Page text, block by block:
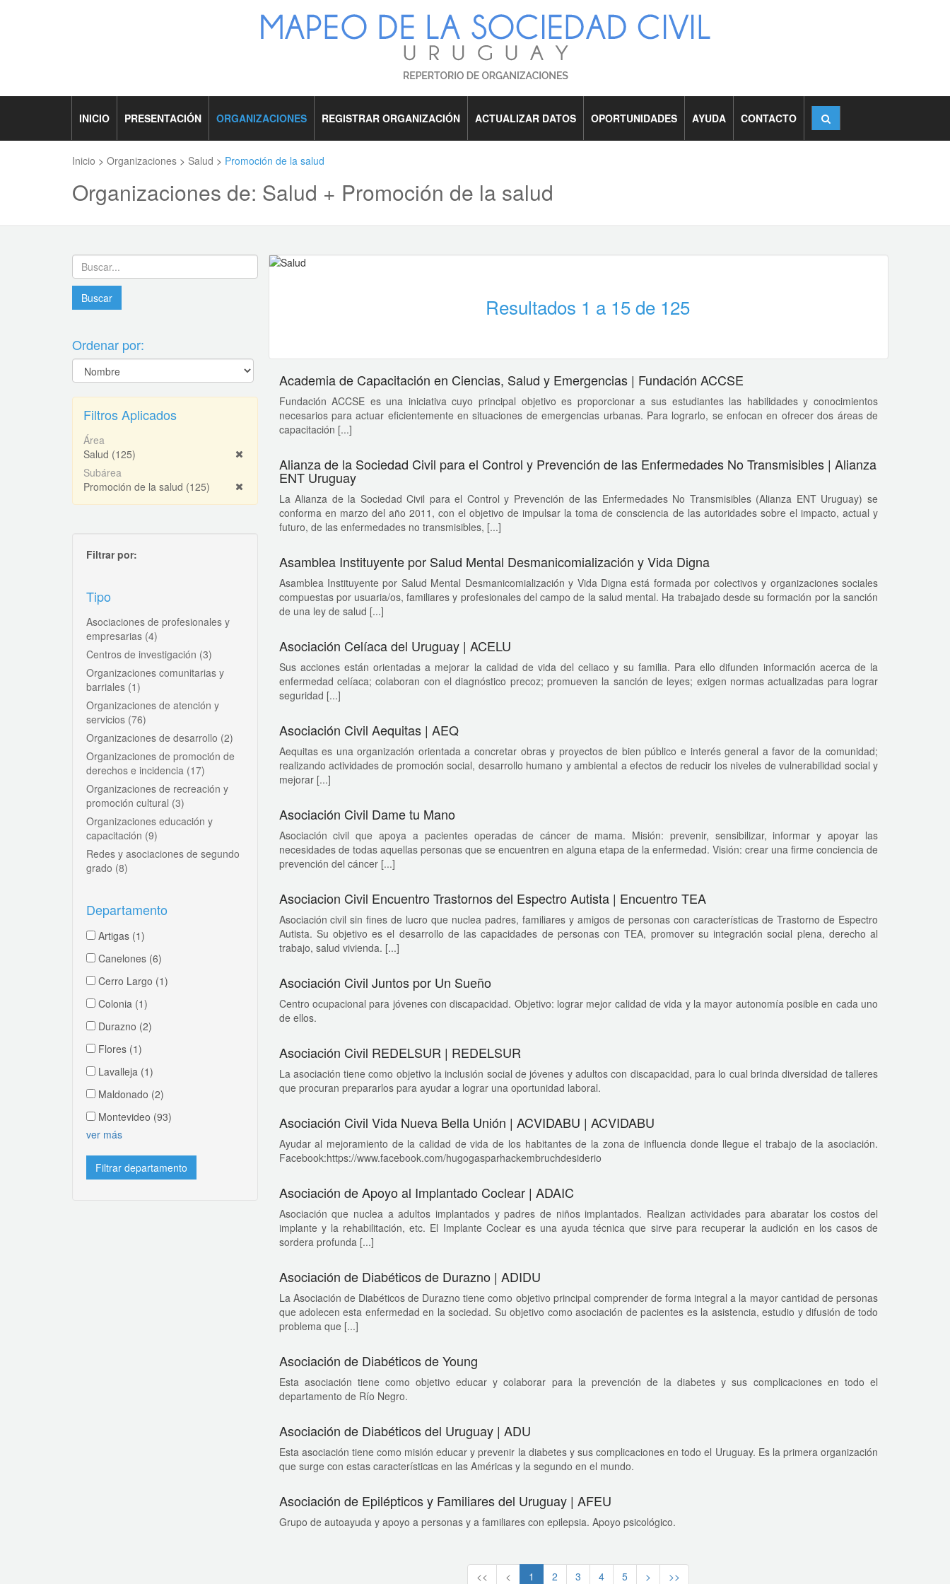
INICIO PRESENTACIÓN ORGANIZACIONES REGISTRAR ORGANIZACIÓN ACTUALIZAR DATOS OPORTUNIDADES AYUDA CONTACTO
Inicio > Organizaciones > Salud > Promoción de la salud
Organizaciones de: Salud + Promoción de la salud
Ordenar por:
Filtros Aplicados
Área
Salud (125)
Subárea
Promoción de la salud (125)
Filtrar por:
Tipo
Asociaciones de profesionales y
empresarias (4)
Centros de investigación (3)
Organizaciones comunitarias y
barriales (1)
Organizaciones de atención y
servicios (76)
Organizaciones de desarrollo (2)
Organizaciones de promoción de
derechos e incidencia (17)
Organizaciones de recreación y
promoción cultural (3)
Organizaciones educación y
capacitación (9)
Redes y asociaciones de segundo
grado (8)
Departamento
Artigas (1)
Canelones (6)
Cerro Largo (1)
Colonia (1)
Durazno (2)
Flores (1)
Lavalleja (1)
Maldonado (2)
Montevideo (93)
ver más
Resultados 1 a 15 de 125
Academia de Capacitación en Ciencias, Salud y Emergencias | Fundación ACCSE
Fundación ACCSE es una iniciativa cuyo principal objetivo es proporcionar a sus estudiantes las habilidades y conocimientos
necesarios para actuar eficientemente en situaciones de emergencias urbanas. Para lograrlo, se enfocan en ofrecer dos áreas de
capacitación [...]
Alianza de la Sociedad Civil para el Control y Prevención de las Enfermedades No Transmisibles | Alianza
ENT Uruguay
La Alianza de la Sociedad Civil para el Control y Prevención de las Enfermedades No Transmisibles (Alianza ENT Uruguay) se
conforma en marzo del año 2011, con el objetivo de impulsar la toma de consciencia de las autoridades sobre el impacto, actual y
futuro, de las enfermedades no transmisibles, [...]
Asamblea Instituyente por Salud Mental Desmanicomialización y Vida Digna
Asamblea Instituyente por Salud Mental Desmanicomialización y Vida Digna está formada por colectivos y organizaciones sociales
compuestas por usuaria/os, familiares y profesionales del campo de la salud mental. Ha trabajado desde su formación por la sanción
de una ley de salud [...]
Asociación Celíaca del Uruguay | ACELU
Sus acciones están orientadas a mejorar la calidad de vida del celiaco y su familia. Para ello difunden información acerca de la
enfermedad celíaca; colaboran con el diagnóstico precoz; promueven la sanción de leyes; exigen normas actualizadas para lograr
seguridad [...]
Asociación Civil Aequitas | AEQ
Aequitas es una organización orientada a concretar obras y proyectos de bien público e interés general a favor de la comunidad;
realizando actividades de promoción social, desarrollo humano y ambiental a efectos de reducir los niveles de vulnerabilidad social y
mejorar [...]
Asociación Civil Dame tu Mano
Asociación civil que apoya a pacientes operadas de cáncer de mama. Misión: prevenir, sensibilizar, informar y apoyar las
necesidades de todas aquellas personas que se encuentren en alguna etapa de la enfermedad. Visión: crear una firme conciencia de
prevención del cáncer [...]
Asociacion Civil Encuentro Trastornos del Espectro Autista | Encuentro TEA
Asociación civil sin fines de lucro que nuclea padres, familiares y amigos de personas con características de Trastorno de Espectro
Autista. Su objetivo es el desarrollo de las capacidades de personas con TEA, promover su integración social plena, derecho al
trabajo, salud vivienda. [...]
Asociación Civil Juntos por Un Sueño
Centro ocupacional para jóvenes con discapacidad. Objetivo: lograr mejor calidad de vida y la mayor autonomía posible en cada uno
de ellos.
Asociación Civil REDELSUR | REDELSUR
La asociación tiene como objetivo la inclusión social de jóvenes y adultos con discapacidad, para lo cual brinda diversidad de talleres
que procuran prepararlos para ayudar a lograr una oportunidad laboral.
Asociación Civil Vida Nueva Bella Unión | ACVIDABU | ACVIDABU
Ayudar al mejoramiento de la calidad de vida de los habitantes de la zona de influencia donde llegue el trabajo de la asociación.
Facebook:https://www.facebook.com/hugogasparhackembruchdesiderio
Asociación de Apoyo al Implantado Coclear | ADAIC
Asociación que nuclea a adultos implantados y padres de niños implantados. Realizan actividades para abaratar los costos del
implante y la rehabilitación, etc. El Implante Coclear es una ayuda técnica que sirve para recuperar la audición en los casos de
sordera profunda [...]
Asociación de Diabéticos de Durazno | ADIDU
La Asociación de Diabéticos de Durazno tiene como objetivo principal comprender de forma integral a la mayor cantidad de personas
que adolecen esta enfermedad en la sociedad. Su objetivo como asociación de pacientes es la asistencia, estudio y difusión de todo
problema que [...]
Asociación de Diabéticos de Young
Esta asociación tiene como objetivo educar y colaborar para la prevención de la diabetes y sus complicaciones en todo el
departamento de Río Negro.
Asociación de Diabéticos del Uruguay | ADU
Esta asociación tiene como misión educar y prevenir la diabetes y sus complicaciones en todo el Uruguay. Es la primera organización
que surge con estas características en las Américas y la segundo en el mundo.
Asociación de Epilépticos y Familiares del Uruguay | AFEU
Grupo de autoayuda y apoyo a personas y a familiares con epilepsia. Apoyo psicológico.
<< < 1 2 3 4 5 > >>